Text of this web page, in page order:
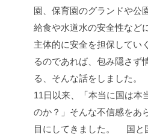
園、保育園のグランドや公
給食や水道水の安全性など
主体的に安全を担保してい
るのであれば、包み隠さず
る、そんな話をしました。
11日以来、「本当に国は本
のか？」そんな不信感をあ
目にしてきました。
国と